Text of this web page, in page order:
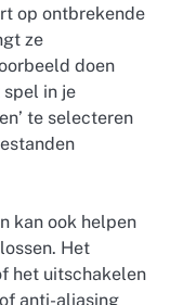
op ontbrekende
ze
doen
in je
te selecteren
kan ook helpen
Het
het uitschakelen
anti-aliasing